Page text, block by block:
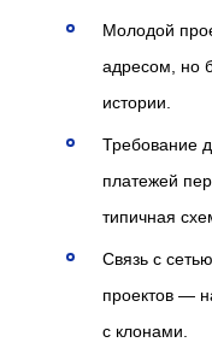
Молодой
адресом, но
истории.
Требование
платежей
типичная
Связь с
проектов —
с клонами.